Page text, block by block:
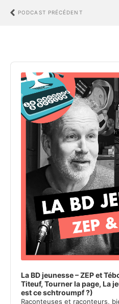
PODCAST PRÉCÉDENT
Audio
Player
La BD jeunesse – ZEP et
Titeuf, Tourner la page, La
est ce schtroumpf ?)
Raconteuses et raconteurs,